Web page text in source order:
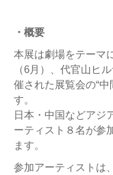
・概要
本展は劇場をテーマ
（6月）、代官山ヒ
催された展覧会の“
す。
日本・中国などアジ
ーティスト８名が参
ます。
参加アーティストは